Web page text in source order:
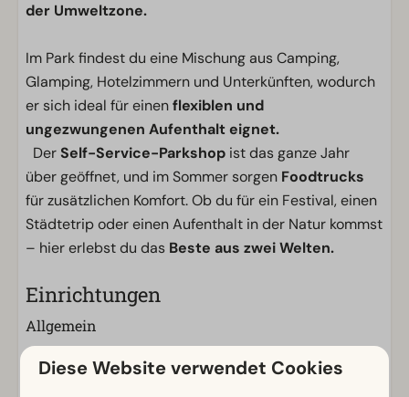
der Umweltzone.
Im Park findest du eine Mischung aus Camping,
Glamping, Hotelzimmern und Unterkünften, wodurch
er sich ideal für einenflexiblen und
ungezwungenen Aufenthalt eignet.
Der Self-Service-Parkshop ist das ganze Jahr
über geöffnet, und im Sommer sorgen Foodtrucks
für zusätzlichen Komfort. Ob du für ein Festival, einen
Städtetrip oder einen Aufenthalt in der Natur kommst
– hier erlebst du das Beste aus zwei Welten.
Einrichtungen
Allgemein
WLAN (gratis)
Zentraler Parkplatz
Diese Website verwendet Cookies